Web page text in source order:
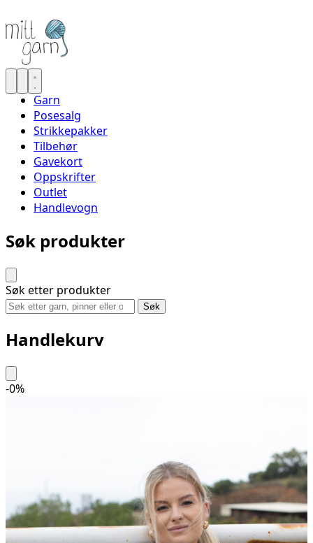
Garn
Posesalg
Strikkepakker
Tilbehør
Gavekort
Oppskrifter
Outlet
Handlevogn
Søk produkter
Søk etter produkter
Søk
Handlekurv
-0%